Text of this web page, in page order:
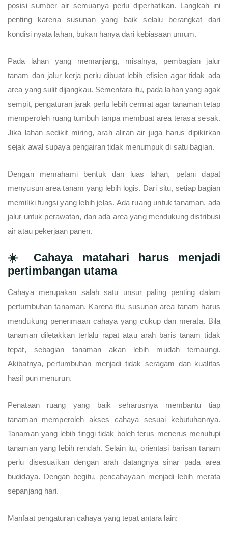
posisi sumber air semuanya perlu diperhatikan. Langkah ini
penting karena susunan yang baik selalu berangkat dari
kondisi nyata lahan, bukan hanya dari kebiasaan umum.
Pada lahan yang memanjang, misalnya, pembagian jalur
tanam dan jalur kerja perlu dibuat lebih efisien agar tidak ada
area yang sulit dijangkau. Sementara itu, pada lahan yang agak
sempit, pengaturan jarak perlu lebih cermat agar tanaman tetap
memperoleh ruang tumbuh tanpa membuat area terasa sesak.
Jika lahan sedikit miring, arah aliran air juga harus dipikirkan
sejak awal supaya pengairan tidak menumpuk di satu bagian.
Dengan memahami bentuk dan luas lahan, petani dapat
menyusun area tanam yang lebih logis. Dari situ, setiap bagian
memiliki fungsi yang lebih jelas. Ada ruang untuk tanaman, ada
jalur untuk perawatan, dan ada area yang mendukung distribusi
air atau pekerjaan panen.
☀️ Cahaya matahari harus menjadi
pertimbangan utama
Cahaya merupakan salah satu unsur paling penting dalam
pertumbuhan tanaman. Karena itu, susunan area tanam harus
mendukung penerimaan cahaya yang cukup dan merata. Bila
tanaman diletakkan terlalu rapat atau arah baris tanam tidak
tepat, sebagian tanaman akan lebih mudah ternaungi.
Akibatnya, pertumbuhan menjadi tidak seragam dan kualitas
hasil pun menurun.
Penataan ruang yang baik seharusnya membantu tiap
tanaman memperoleh akses cahaya sesuai kebutuhannya.
Tanaman yang lebih tinggi tidak boleh terus menerus menutupi
tanaman yang lebih rendah. Selain itu, orientasi barisan tanam
perlu disesuaikan dengan arah datangnya sinar pada area
budidaya. Dengan begitu, pencahayaan menjadi lebih merata
sepanjang hari.
Manfaat pengaturan cahaya yang tepat antara lain: